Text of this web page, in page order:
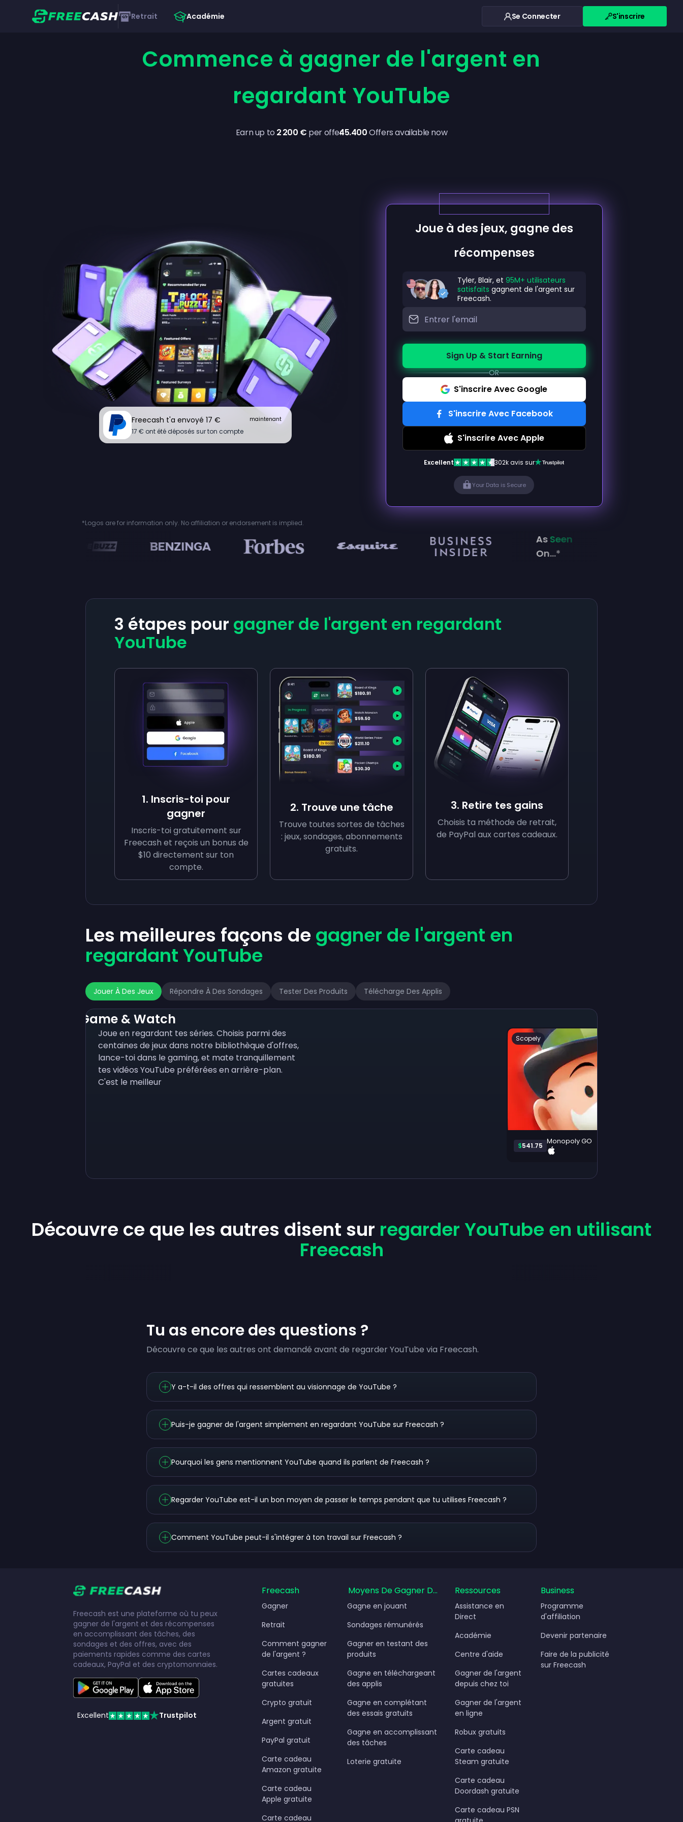
Retrait Académie Se Connecter S'inscrire
Commence à gagner de l'argent en
regardant YouTube
Earn up to 2 200 € per offer45.400Offers available now
Freecash t'a envoyé 17 €
17 € ont été déposés sur ton compte
maintenant
Joue à des jeux, gagne des
récompenses
Tyler, Blair, et 95M+ utilisateurs
satisfaits gagnent de l'argent sur
Freecash.
Sign Up & Start Earning
OR
S'inscrire Avec Google
S'inscrire Avec Facebook
S'inscrire Avec Apple
Excellent 302k avis sur
Your Data is Secure
*Logos are for information only. No affiliation or endorsement is implied.
AsSeen
On...*
3 étapes pour gagner de l'argent en regardant
YouTube
1. Inscris-toi pour
gagner
Inscris-toi gratuitement sur
Freecash et reçois un bonus de
$10 directement sur ton
compte.
2. Trouve une tâche
Trouve toutes sortes de tâches
: jeux, sondages, abonnements
gratuits.
3. Retire tes gains
Choisis ta méthode de retrait,
de PayPal aux cartes cadeaux.
Les meilleures façons degagner de l'argent en
regardant YouTube
Jouer À Des Jeux Répondre À Des Sondages Tester Des Produits Télécharge Des Applis
Game & Watch
Joue en regardant tes séries. Choisis parmi des
centaines de jeux dans notre bibliothèque d'offres,
lance-toi dans le gaming, et mate tranquillement
tes vidéos YouTube préférées en arrière-plan.
C'est le meilleur
Scopely
$541.75 Monopoly GO
Découvre ce que les autres disent sur regarder YouTube en utilisant
Freecash
Tu as encore des questions ?
Découvre ce que les autres ont demandé avant de regarder YouTube via Freecash.
Y a-t-il des offres qui ressemblent au visionnage de YouTube ?
Puis-je gagner de l'argent simplement en regardant YouTube sur Freecash ?
Pourquoi les gens mentionnent YouTube quand ils parlent de Freecash ?
Regarder YouTube est-il un bon moyen de passer le temps pendant que tu utilises Freecash ?
Comment YouTube peut-il s'intégrer à ton travail sur Freecash ?
Freecash est une plateforme où tu peux
gagner de l'argent et des récompenses
en accomplissant des tâches, des
sondages et des offres, avec des
paiements rapides comme des cartes
cadeaux, PayPal et des cryptomonnaies.
Excellent Trustpilot
Freecash
Gagner
Retrait
Comment gagner
de l'argent ?
Cartes cadeaux
gratuites
Crypto gratuit
Argent gratuit
PayPal gratuit
Carte cadeau
Amazon gratuite
Carte cadeau
Apple gratuite
Carte cadeau
Moyens De Gagner De L'argent
Gagne en jouant
Sondages rémunérés
Gagner en testant des
produits
Gagne en téléchargeant
des applis
Gagne en complétant
des essais gratuits
Gagne en accomplissant
des tâches
Loterie gratuite
Ressources
Assistance en
Direct
Académie
Centre d'aide
Gagner de l'argent
depuis chez toi
Gagner de l'argent
en ligne
Robux gratuits
Carte cadeau
Steam gratuite
Carte cadeau
Doordash gratuite
Carte cadeau PSN
Business
Programme
d'affiliation
Devenir partenaire
Faire de la publicité
sur Freecash